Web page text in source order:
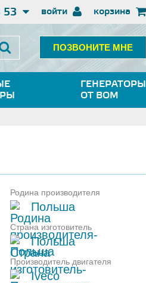
войти
53 корзина
ПОЗВОНИТЕ МНЕ
ГЕНЕРАТОРЫ
ОТ ВОМ
Родина производителя
Польша
Страна изготовитель
Польша
Производитель двигателя
Iveco